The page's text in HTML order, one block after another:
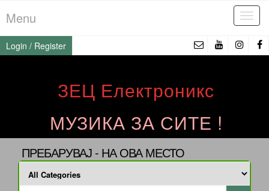
to
the
content
Menu
Login / Register
ЗЕЦ Електроникс
МУЗИКА ЗА СИТЕ !
ПРЕБАРУВАЈ - НА ОВА МЕСТО